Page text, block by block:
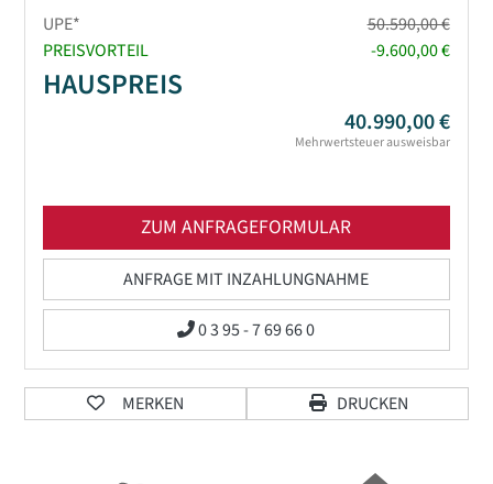
UPE*
50.590,00 €
PREISVORTEIL
-9.600,00 €
HAUSPREIS
40.990,00 €
Mehrwertsteuer ausweisbar
ZUM ANFRAGEFORMULAR
ANFRAGE MIT INZAHLUNGNAHME
0 3 95 - 7 69 66 0
MERKEN DRUCKEN